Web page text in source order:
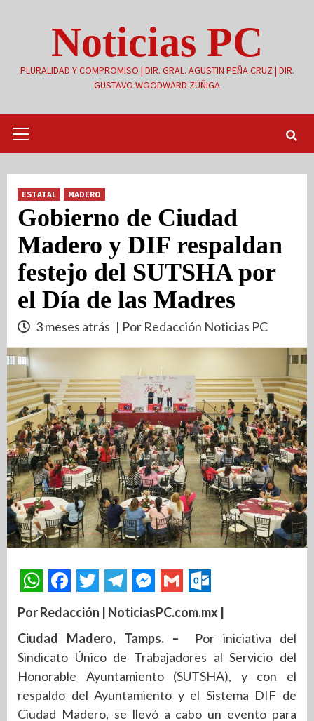
Noticias PC
PLURALIDAD Y COMPROMISO | DIR. GRAL. AGUSTIN PEÑA CRUZ | DIR.
GUSTAVO WOODWARD ZÚÑIGA
primario
ESTATAL MADERO
Gobierno de Ciudad
Madero y DIF respaldan
festejo del SUTSHA por
el Día de las Madres
3 meses atrás | Por Redacción Noticias PC
Por Redacción | NoticiasPC.com.mx |
Ciudad Madero, Tamps. – Por iniciativa del
Sindicato Único de Trabajadores al Servicio del
Honorable Ayuntamiento (SUTSHA), y con el
respaldo del Ayuntamiento y el Sistema DIF de
Ciudad Madero, se llevó a cabo un evento para